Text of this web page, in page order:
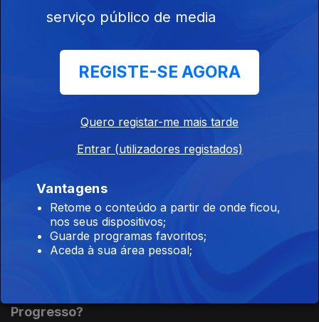
pelas tensões políticas francesas, na boa companhia do
Jornalista Pedro Cordeiro.
Pacote Laboral. Objetivos, Negociações e
Daniela, Gonçalo e Guilherme falam sobre os objetivos do
se pode fazer destas negociações.
Médio Oriente. Alianças, Escaladas e a Europa.
16 mar. 2026
Esta semana o Demissão Impossível recebe Ana Santos Pinto,
especialista Relações Internacionais e em Geopolítica do
Médio Oriente, para analisarem a escalada do conflito
Progresso?
serviço público de media
REGISTE-SE AGORA
Quero registar-me mais tarde
Entrar (utilizadores registados)
Vantagens
Retome o conteúdo a partir de onde ficou,
nos seus dispositivos;
Guarde programas favoritos;
Aceda à sua área pessoal;